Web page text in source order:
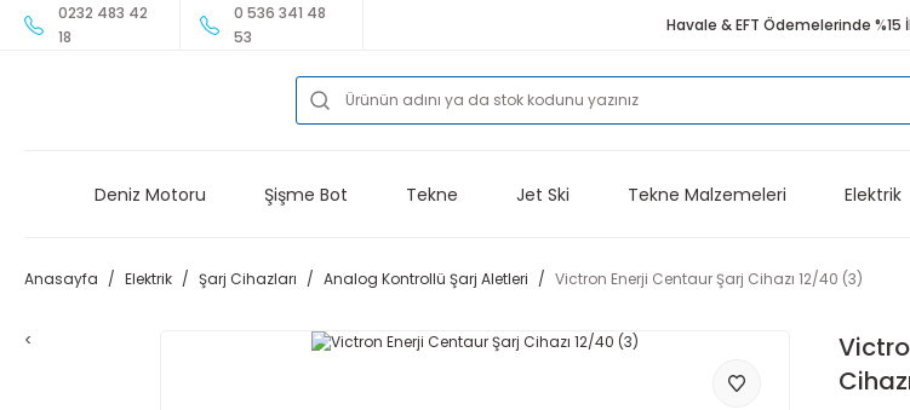
0232 483 42
18
0 536 341 48
53
Havale & EFT Ödemelerinde %15
Deniz Motoru Şişme Bot Tekne Jet Ski Tekne Malzemeleri Elektrik
Anasayfa Elektrik Şarj Cihazları Analog Kontrollü Şarj Aletleri Victron Enerji Centaur Şarj Cihazı 12/40 (3)
<